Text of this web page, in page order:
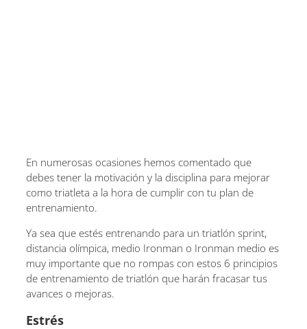
En numerosas ocasiones hemos comentado que
debes tener la motivación y la disciplina para mejorar
como triatleta a la hora de cumplir con tu plan de
entrenamiento.
Ya sea que estés entrenando para un triatlón sprint,
distancia olímpica, medio Ironman o Ironman medio es
muy importante que no rompas con estos 6 principios
de entrenamiento de triatlón que harán fracasar tus
avances o mejoras.
Estrés